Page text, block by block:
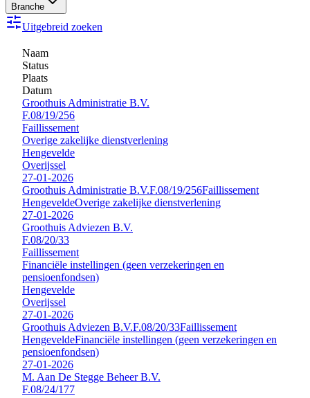
Branche
Uitgebreid zoeken
Naam
Status
Plaats
Datum
Groothuis Administratie B.V.
F.08/19/256
Faillissement
Overige zakelijke dienstverlening
Hengevelde
Overijssel
27-01-2026
Groothuis Administratie B.V.F.08/19/256Faillissement
HengeveldeOverige zakelijke dienstverlening
27-01-2026
Groothuis Adviezen B.V.
F.08/20/33
Faillissement
Financiële instellingen (geen verzekeringen en
pensioenfondsen)
Hengevelde
Overijssel
27-01-2026
Groothuis Adviezen B.V.F.08/20/33Faillissement
HengeveldeFinanciële instellingen (geen verzekeringen en
pensioenfondsen)
27-01-2026
M. Aan De Stegge Beheer B.V.
F.08/24/177